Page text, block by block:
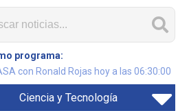
programa:
con Ronald Rojas hoy a las 06:30:00
Ciencia y Tecnología